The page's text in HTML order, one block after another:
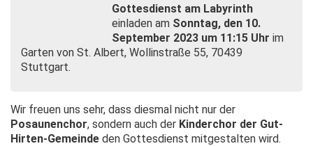
Gottesdienst am Labyrinth
einladen am Sonntag, den 10.
September 2023 um 11:15 Uhr im
Garten von St. Albert, Wollinstraße 55, 70439
Stuttgart.
Wir freuen uns sehr, dass diesmal nicht nur der
Posaunenchor, sondern auch der Kinderchor der Gut-
Hirten-Gemeinde den Gottesdienst mitgestalten wird.